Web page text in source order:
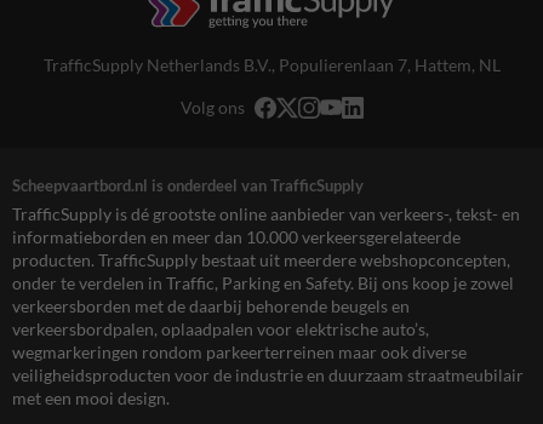
TrafficSupply Netherlands B.V., Populierenlaan 7, Hattem, NL
Volg ons
Scheepvaartbord.nl is onderdeel van TrafficSupply
TrafficSupply is dé grootste online aanbieder van verkeers-, tekst- en
informatieborden en meer dan 10.000 verkeersgerelateerde
producten. TrafficSupply bestaat uit meerdere webshopconcepten,
onder te verdelen in Traffic, Parking en Safety. Bij ons koop je zowel
verkeersborden met de daarbij behorende beugels en
verkeersbordpalen, oplaadpalen voor elektrische auto’s,
wegmarkeringen rondom parkeerterreinen maar ook diverse
veiligheidsproducten voor de industrie en duurzaam straatmeubilair
met een mooi design.